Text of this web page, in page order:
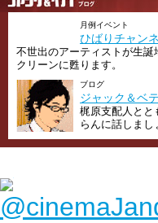
月例イベント
ひばりチャン
不世出のアーティストが生誕
クリーンに甦ります。
ブログ
ジャック＆ベ
梶原支配人とと
らんに話しまし